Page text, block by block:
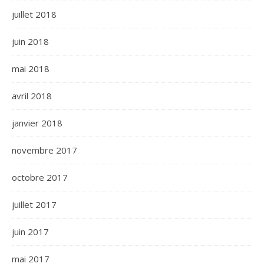
juillet 2018
juin 2018
mai 2018
avril 2018
janvier 2018
novembre 2017
octobre 2017
juillet 2017
juin 2017
mai 2017